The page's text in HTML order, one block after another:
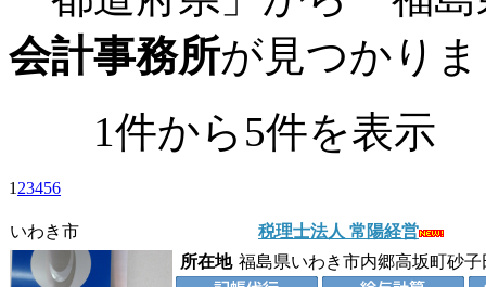
会計事務所が見つかり
1件から5件を表
1 23456
いわき市
税理士法人 常陽経営
所在地 福島県いわき市内郷高坂町砂子